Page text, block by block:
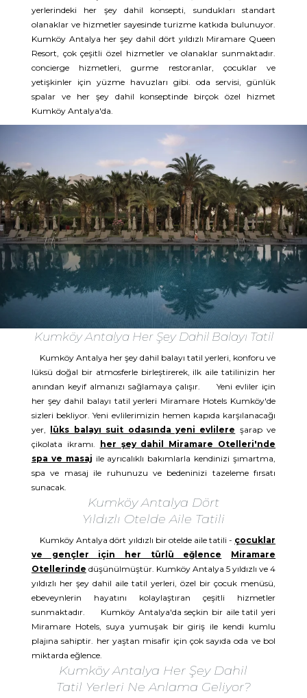
yerlerindeki her şey dahil konsepti, sundukları standart
olanaklar ve hizmetler sayesinde turizme katkıda bulunuyor.
Kumköy Antalya her şey dahil dört yıldızlı Miramare Queen
Resort, çok çeşitli özel hizmetler ve olanaklar sunmaktadır.
concierge hizmetleri, gurme restoranlar, çocuklar ve
yetişkinler için yüzme havuzları gibi. oda servisi, günlük
spalar ve her şey dahil konseptinde birçok özel hizmet
Kumköy Antalya'da.
Kumköy Antalya Her Şey Dahil Balayı Tatil
Kumköy Antalya her şey dahil balayı tatil yerleri, konforu ve
lüksü doğal bir atmosferle birleştirerek, ilk aile tatilinizin her
anından keyif almanızı sağlamaya çalışır. Yeni evliler için
her şey dahil balayı tatil yerleri Miramare Hotels Kumköy'de
sizleri bekliyor. Yeni evlilerimizin hemen kapıda karşılanacağı
yer,
lüks balayı suit odasında yeni evlilere şarap ve
çikolata ikramı.
her şey dahil Miramare Otelleri'nde
spa ve masaj ile ayrıcalıklı bakımlarla kendinizi şımartma,
spa ve masaj ile ruhunuzu ve bedeninizi tazeleme fırsatı
sunacak.
Kumköy Antalya Dört
Yıldızlı Otelde Aile Tatili
Kumköy Antalya dört yıldızlı bir otelde aile tatili - çocuklar
ve gençler için her türlü eğlence
Miramare
Otellerinde düşünülmüştür. Kumköy Antalya 5 yıldızlı ve 4
yıldızlı her şey dahil aile tatil yerleri, özel bir çocuk menüsü,
ebeveynlerin hayatını kolaylaştıran çeşitli hizmetler
sunmaktadır. Kumköy Antalya'da seçkin bir aile tatil yeri
Miramare Hotels, suya yumuşak bir giriş ile kendi kumlu
plajına sahiptir. her yaştan misafir için çok sayıda oda ve bol
miktarda eğlence.
Kumköy Antalya Her Şey Dahil
Tatil Yerleri Ne Anlama Geliyor?